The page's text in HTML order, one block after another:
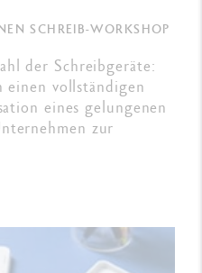
SCHREIB-WORKSHOP
der Schreibgeräte:
einen vollständigen
eines gelungenen
zur